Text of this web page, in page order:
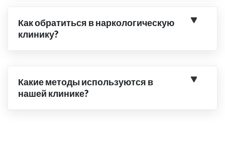
Как обратиться в наркологическую
клинику?
Какие методы используются в
нашей клинике?